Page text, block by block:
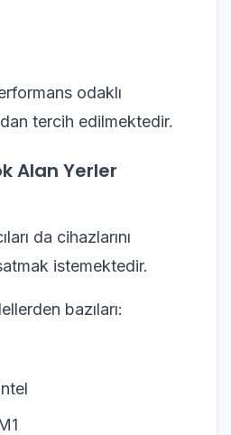
odaklı
tercih edilmektedir.
Alan Yerler
da cihazlarını
istemektedir.
bazıları: